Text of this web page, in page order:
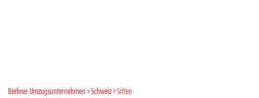
Berliner Umzugsunternehmen»Schweiz» Sitten